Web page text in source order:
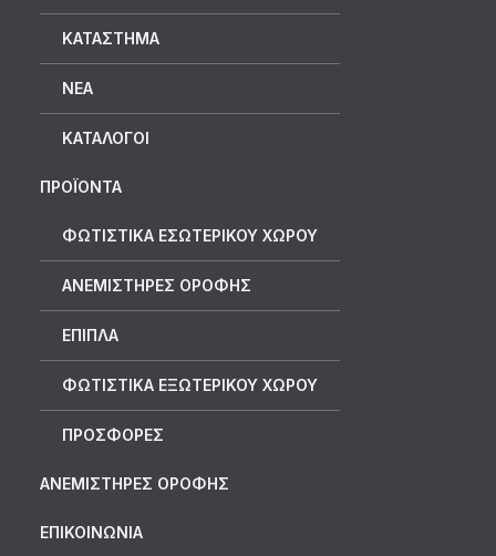
ΚΑΤΆΣΤΗΜΑ
ΝΈΑ
ΚΑΤΆΛΟΓΟΙ
ΠΡΟΪΟΝΤΑ
ΦΩΤΙΣΤΙΚΑ ΕΣΩΤΕΡΙΚΟΥ ΧΩΡΟΥ
ΑΝΕΜΙΣΤΗΡΕΣ ΟΡΟΦΗΣ
ΕΠΙΠΛΑ
ΦΩΤΙΣΤΙΚΑ ΕΞΩΤΕΡΙΚΟΥ ΧΩΡΟΥ
ΠΡΟΣΦΟΡΕΣ
ΑΝΕΜΙΣΤΗΡΕΣ ΟΡΟΦΗΣ
ΕΠΙΚΟΙΝΩΝΙΑ